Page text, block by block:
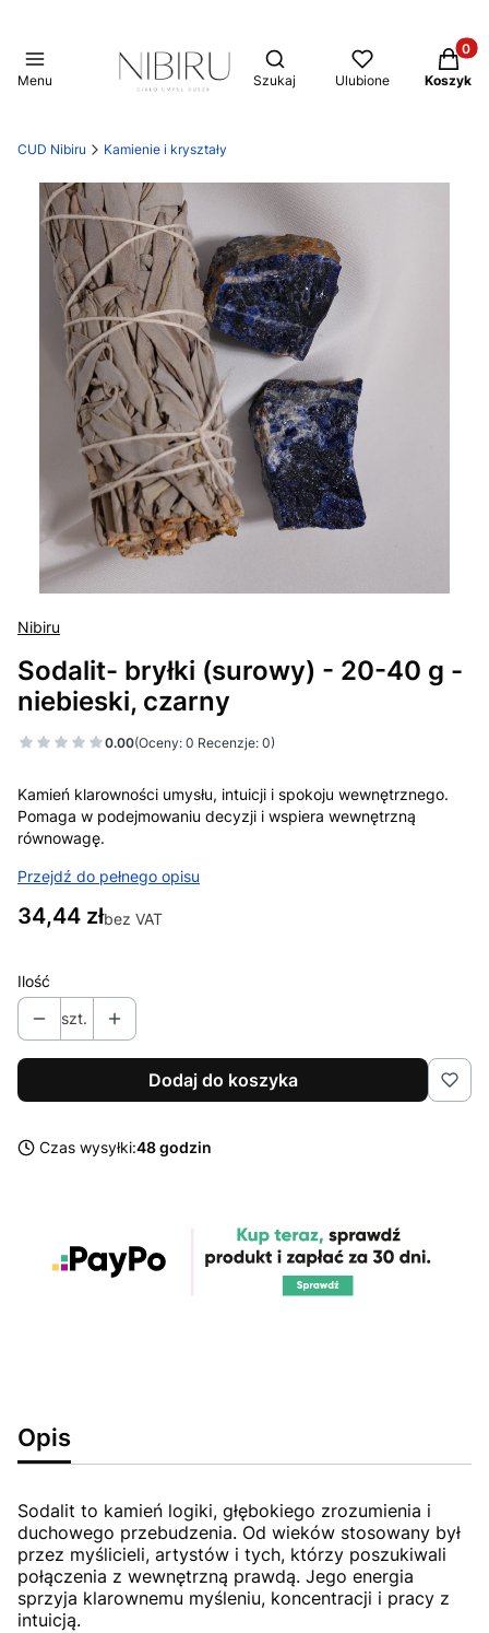
Menu
Otwórz wyszukiwarkę
Szukaj Ulubione Koszyk
CUD Nibiru Kamienie i kryształy
Nibiru
Sodalit- bryłki (surowy) - 20-40 g -
niebieski, czarny
0.00(Oceny: 0 Recenzje: 0)
Kamień klarowności umysłu, intuicji i spokoju wewnętrznego.
Pomaga w podejmowaniu decyzji i wspiera wewnętrzną
równowagę.
Przejdź do pełnego opisu
Cena
34,44 złbez VAT
Ilość
szt.
Dodaj do koszyka
Czas wysyłki:48 godzin
Opis
Sodalit to kamień logiki, głębokiego zrozumienia i
duchowego przebudzenia. Od wieków stosowany był
przez myślicieli, artystów i tych, którzy poszukiwali
połączenia z wewnętrzną prawdą. Jego energia
sprzyja klarownemu myśleniu, koncentracji i pracy z
intuicją.